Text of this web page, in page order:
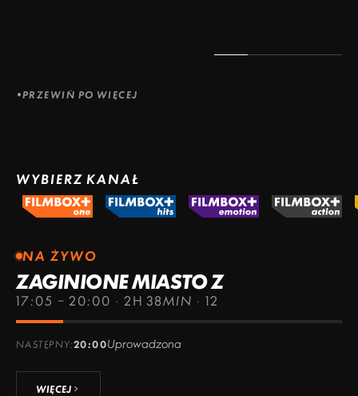
PRZEWIŃ PO WIĘCEJ
WYBIERZ KANAŁ
NA ŻYWO
ZAGINIONE MIASTO Z
17:05 – 20:00 · 2H 38MIN · 12
NASTĘPNY:20:00Uprowadzona
WIĘCEJ